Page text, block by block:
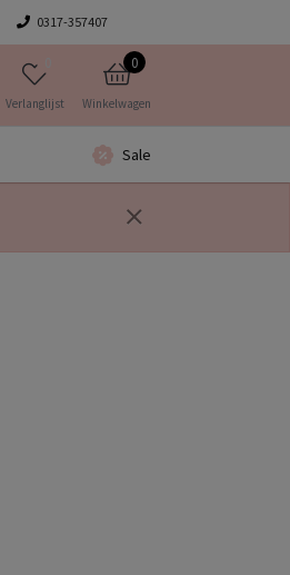
0317-357407
Verlanglijst
0
Winkelwagen
Sale